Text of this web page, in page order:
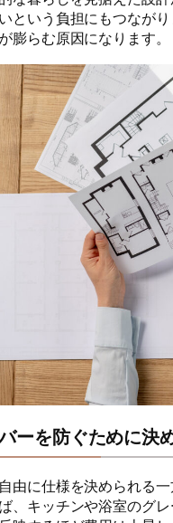
という負担にもつなが
膨らむ原因になります。
ーを防ぐために決
由に仕様を決められる
、キッチンや浴室のグ